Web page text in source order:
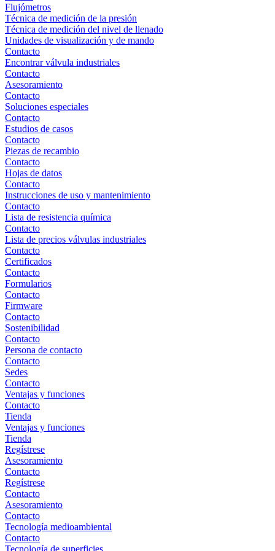
Flujómetros
Técnica de medición de la presión
Técnica de medición del nivel de llenado
Unidades de visualización y de mando
Contacto
Encontrar válvula industriales
Contacto
Asesoramiento
Contacto
Soluciones especiales
Contacto
Estudios de casos
Contacto
Piezas de recambio
Contacto
Hojas de datos
Contacto
Instrucciones de uso y mantenimiento
Contacto
Lista de resistencia química
Contacto
Lista de precios válvulas industriales
Contacto
Certificados
Contacto
Formularios
Contacto
Firmware
Contacto
Sostenibilidad
Contacto
Persona de contacto
Contacto
Sedes
Contacto
Ventajas y funciones
Contacto
Tienda
Ventajas y funciones
Tienda
Regístrese
Asesoramiento
Contacto
Regístrese
Contacto
Asesoramiento
Contacto
Tecnología medioambiental
Contacto